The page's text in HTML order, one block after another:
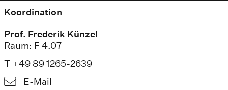
Koordination
Prof. Frederik Künzel
Raum: F 4.07
T +49 89 1265-2639
E-Mail